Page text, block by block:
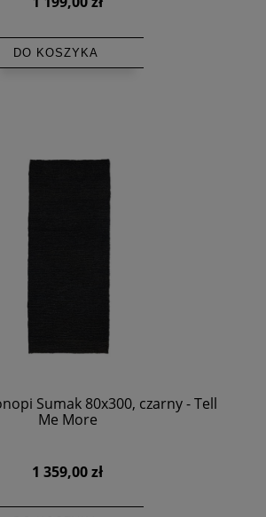
DO KOSZYKA
Sumak 80x300, czarny - Tell
Me More
1 359,00 zł